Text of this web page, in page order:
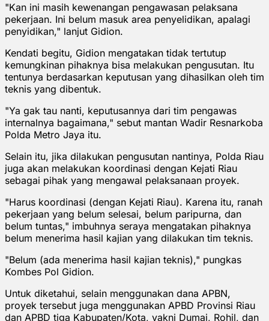
"Kan ini masih kewenangan pengawasan pelaksana
pekerjaan. Ini belum masuk area penyelidikan, apalagi
penyidikan," lanjut Gidion.
Kendati begitu, Gidion mengatakan tidak tertutup
kemungkinan pihaknya bisa melakukan pengusutan. Itu
tentunya berdasarkan keputusan yang dihasilkan oleh tim
teknis yang dibentuk.
"Ya gak tau nanti, keputusannya dari tim pengawas
internalnya bagaimana," sebut mantan Wadir Resnarkoba
Polda Metro Jaya itu.
Selain itu, jika dilakukan pengusutan nantinya, Polda Riau
juga akan melakukan koordinasi dengan Kejati Riau
sebagai pihak yang mengawal pelaksanaan proyek.
"Harus koordinasi (dengan Kejati Riau). Karena itu, ranah
pekerjaan yang belum selesai, belum paripurna, dan
belum tuntas," imbuhnya seraya mengatakan pihaknya
belum menerima hasil kajian yang dilakukan tim teknis.
"Belum (ada menerima hasil kajian teknis)," pungkas
Kombes Pol Gidion.
Untuk diketahui, selain menggunakan dana APBN,
proyek tersebut juga menggunakan APBD Provinsi Riau
dan APBD tiga Kabupaten/Kota, yakni Dumai, Rohil, dan